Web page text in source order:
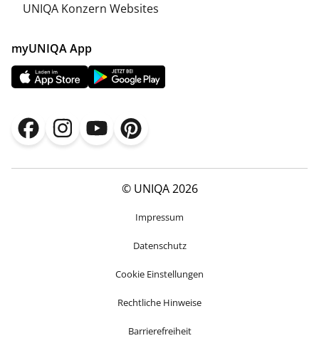
UNIQA Konzern Websites
myUNIQA App
© UNIQA 2026
Impressum
Datenschutz
Cookie Einstellungen
Rechtliche Hinweise
Barrierefreiheit